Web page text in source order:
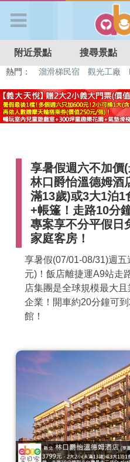
APP登入
首 頁
好康優惠
最新消息
最新留言
商家合作
推薦景點
討論區
聯絡我們
APP下載
附近景點 搜尋景點
熱門： 特色遊戲場 親子住房優
享暑假週六不加價
林口爵怡溫德姆酒
滿13歲)或3大1泊1
+帳篷！走路10分
專案享不分平假日
家庭客房！
享暑假(07/01-08/31)週
元)！飯店離捷運A9站走
店集團是全球規模最大
企業！開車約20分鐘可
館！